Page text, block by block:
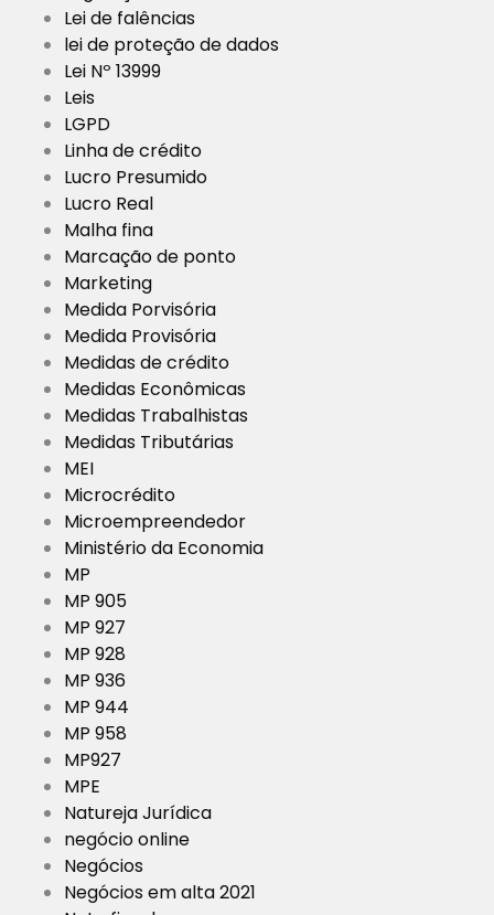
Lei de falências
lei de proteção de dados
Lei Nº 13999
Leis
LGPD
Linha de crédito
Lucro Presumido
Lucro Real
Malha fina
Marcação de ponto
Marketing
Medida Porvisória
Medida Provisória
Medidas de crédito
Medidas Econômicas
Medidas Trabalhistas
Medidas Tributárias
MEI
Microcrédito
Microempreendedor
Ministério da Economia
MP
MP 905
MP 927
MP 928
MP 936
MP 944
MP 958
MP927
MPE
Natureja Jurídica
negócio online
Negócios
Negócios em alta 2021